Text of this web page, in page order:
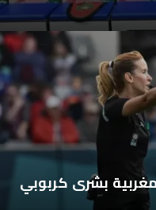
بشرى كربوبي